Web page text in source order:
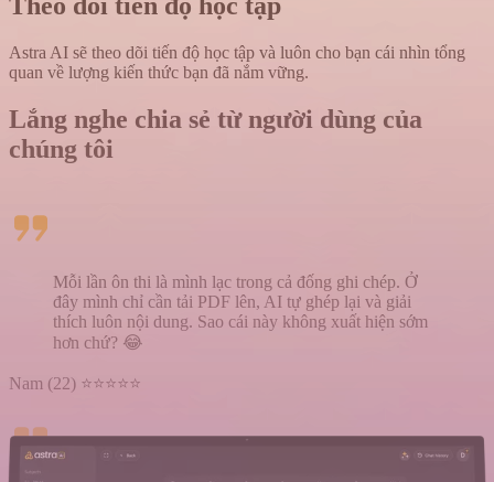
Astra AI sẽ theo dõi tiến độ học tập và luôn cho bạn cái nhìn tổng
quan về lượng kiến thức bạn đã nắm vững.
Lắng nghe chia sẻ từ người dùng của
chúng tôi
Mỗi lần ôn thi là mình lạc trong cả đống ghi chép. Ở
đây mình chỉ cần tải PDF lên, AI tự ghép lại và giải
thích luôn nội dung. Sao cái này không xuất hiện sớm
hơn chứ? 😂
Nam (22) ⭐⭐⭐⭐⭐